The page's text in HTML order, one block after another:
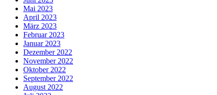
Mai 2023
April 2023
März 2023
Februar 2023
Januar 2023
Dezember 2022
November 2022
Oktober 2022
September 2022
August 2022